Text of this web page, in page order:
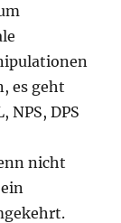
es geht
NPS, DPS
nicht